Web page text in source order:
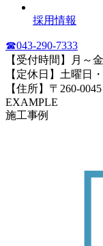
採用情報
☎︎043-290-7333
【受付時間】月～
【定休日】土曜日
【住所】〒260-
EXAMPLE
施工事例